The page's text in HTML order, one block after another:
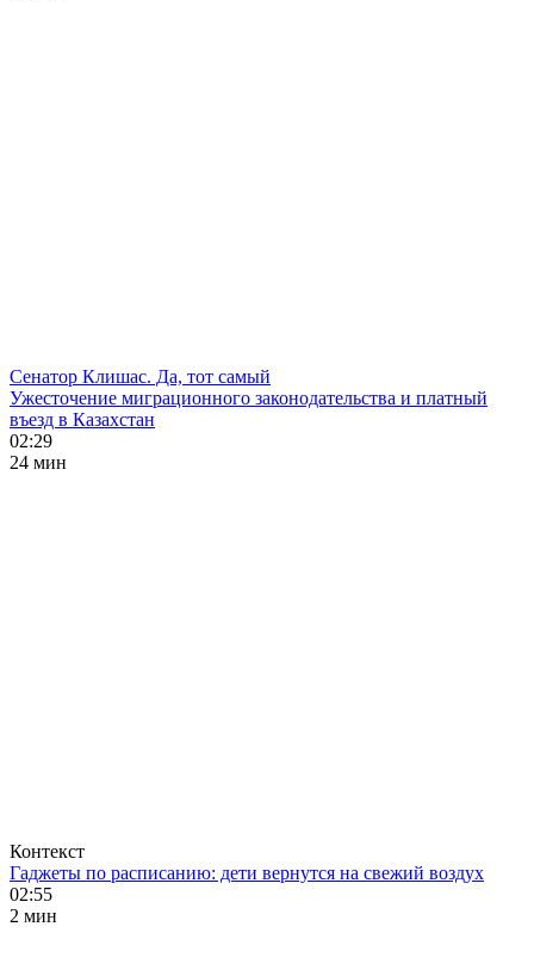
Сенатор Клишас. Да, тот самый
Ужесточение миграционного законодательства и платный
въезд в Казахстан
02:29
24 мин
Контекст
Гаджеты по расписанию: дети вернутся на свежий воздух
02:55
2 мин